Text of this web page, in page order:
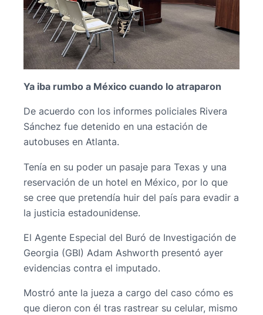
Ya iba rumbo a México cuando lo atraparon
De acuerdo con los informes policiales Rivera
Sánchez fue detenido en una estación de
autobuses en Atlanta.
Tenía en su poder un pasaje para Texas y una
reservación de un hotel en México, por lo que
se cree que pretendía huir del país para evadir a
la justicia estadounidense.
El Agente Especial del Buró de Investigación de
Georgia (GBI) Adam Ashworth presentó ayer
evidencias contra el imputado.
Mostró ante la jueza a cargo del caso cómo es
que dieron con él tras rastrear su celular, mismo